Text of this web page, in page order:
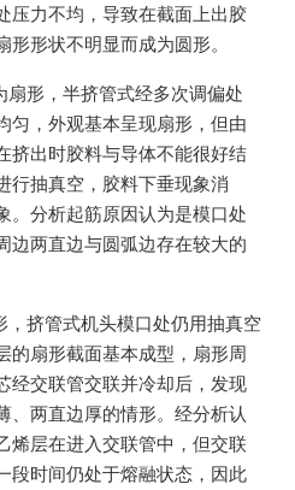
压力不均，导致在截面上出胶
形状不明显而成为圆形。
形，半挤管式经多次调偏处
匀，外观基本呈现扇形，但由
挤出时胶料与导体不能很好结
行抽真空，胶料下垂现象消
。分析起筋原因认为是模口处
边两直边与圆弧边存在较大的
挤管式机头模口处仍用抽真空
的扇形截面基本成型，扇形周
经交联管交联并冷却后，发现
、两直边厚的情形。经分析认
烯层在进入交联管中，但交联
段时间仍处于熔融状态，因此